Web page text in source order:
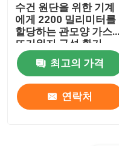
수건 원단을 위한 기계
에게 2200 밀리미터를
할당하는 관모양 가스
뜨거워지 구성 환기
최고의 가격
연락처